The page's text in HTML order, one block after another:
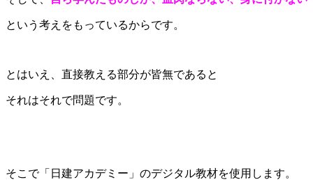
という考えをもっているからです。
とはいえ、直接教える部分が皆無であると
それはそれで問題です。
そこで「日建アカデミー」のデジタル教材を使用します。